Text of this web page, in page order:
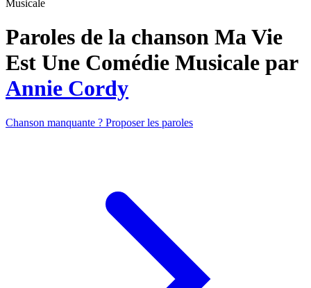
Musicale
Paroles de la chanson Ma Vie
Est Une Comédie Musicale par
Annie Cordy
Chanson manquante ? Proposer les paroles